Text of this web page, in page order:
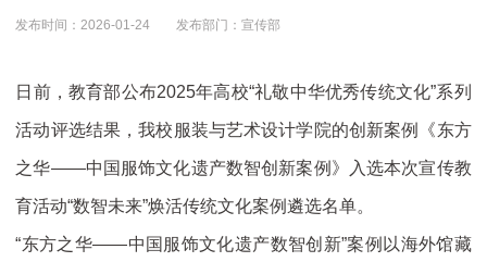
发布时间：2026-01-24 发布部门：宣传部
日前，教育部公布2025年高校“礼敬中华优秀传统文化”系列
活动评选结果，我校服装与艺术设计学院的创新案例《东方
之华——中国服饰文化遗产数智创新案例》入选本次宣传教
育活动“数智未来”焕活传统文化案例遴选名单。
“东方之华——中国服饰文化遗产数智创新”案例以海外馆藏